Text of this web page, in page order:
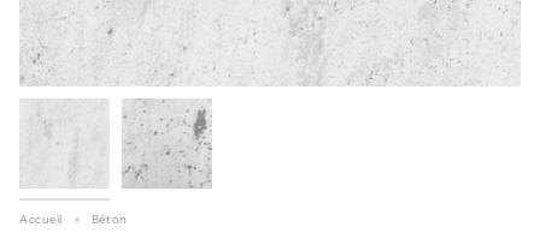
Accueil Béton